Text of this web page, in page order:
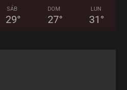
SÁB
29°
DOM
27°
LUN
31 °